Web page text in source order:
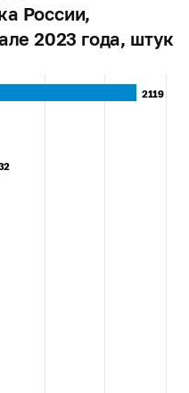
России,
2023 года, штук
2119
2119